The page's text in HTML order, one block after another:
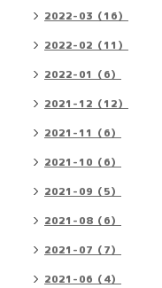
2022-03（16）
2022-02（11）
2022-01（6）
2021-12（12）
2021-11（6）
2021-10（6）
2021-09（5）
2021-08（6）
2021-07（7）
2021-06（4）